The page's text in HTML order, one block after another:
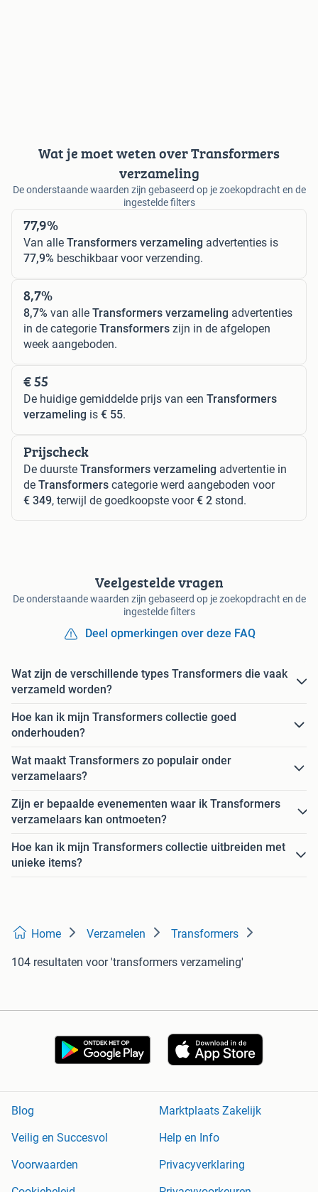
Wat je moet weten over Transformers
verzameling
De onderstaande waarden zijn gebaseerd op je zoekopdracht en de
ingestelde filters
77,9%
Van alle Transformers verzameling advertenties is
77,9% beschikbaar voor verzending.
8,7%
8,7% van alle Transformers verzameling advertenties
in de categorie Transformers zijn in de afgelopen
week aangeboden.
€ 55
De huidige gemiddelde prijs van een Transformers
verzameling is € 55.
Prijscheck
De duurste Transformers verzameling advertentie in
de Transformers categorie werd aangeboden voor
€ 349, terwijl de goedkoopste voor€ 2 stond.
Veelgestelde vragen
De onderstaande waarden zijn gebaseerd op je zoekopdracht en de
ingestelde filters
Deel opmerkingen over deze FAQ
Wat zijn de verschillende types Transformers die vaak
verzameld worden?
Hoe kan ik mijn Transformers collectie goed
onderhouden?
Wat maakt Transformers zo populair onder
verzamelaars?
Zijn er bepaalde evenementen waar ik Transformers
verzamelaars kan ontmoeten?
Hoe kan ik mijn Transformers collectie uitbreiden met
unieke items?
Home Verzamelen Transformers
104 resultaten voor 'transformers verzameling'
Blog
Marktplaats Zakelijk
Veilig en Succesvol
Help en Info
Voorwaarden
Privacyverklaring